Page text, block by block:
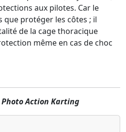
aux pilotes. Car le
que protéger les côtes ; il
de la cage thoracique
même en cas de choc
Action Karting